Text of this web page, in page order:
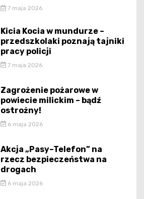
7 maja 2026
Kicia Kocia w mundurze –
przedszkolaki poznają tajniki
pracy policji
7 maja 2026
Zagrożenie pożarowe w
powiecie milickim – bądź
ostrożny!
6 maja 2026
Akcja „Pasy–Telefon” na
rzecz bezpieczeństwa na
drogach
6 maja 2026